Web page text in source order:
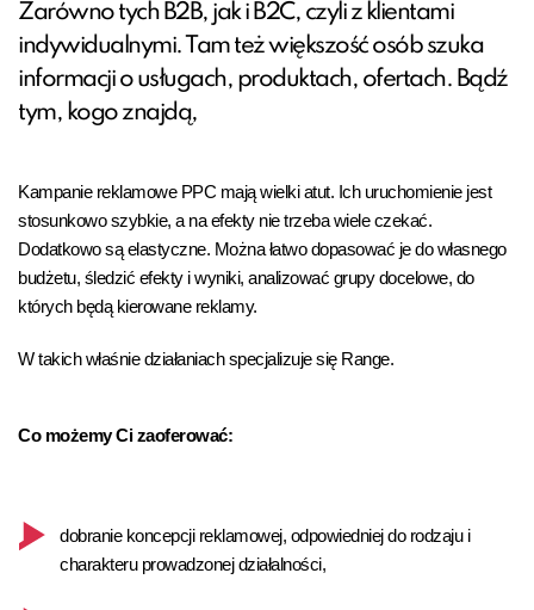
Zarówno tych B2B, jak i B2C, czyli z klientami
indywidualnymi. Tam też większość osób szuka
informacji o usługach, produktach, ofertach. Bądź
tym, kogo znajdą,
Kampanie reklamowe PPC mają wielki atut. Ich uruchomienie jest
stosunkowo szybkie, a na efekty nie trzeba wiele czekać.
Dodatkowo są elastyczne. Można łatwo dopasować je do własnego
budżetu, śledzić efekty i wyniki, analizować grupy docelowe, do
których będą kierowane reklamy.
W takich właśnie działaniach specjalizuje się Range.
Co możemy Ci zaoferować:
dobranie koncepcji reklamowej, odpowiedniej do rodzaju i
charakteru prowadzonej działalności,